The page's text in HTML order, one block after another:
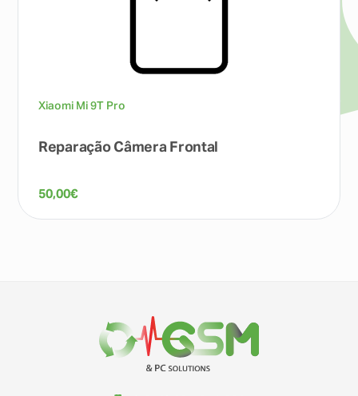
Xiaomi Mi 9T Pro
Reparação Câmera Frontal
50,00€